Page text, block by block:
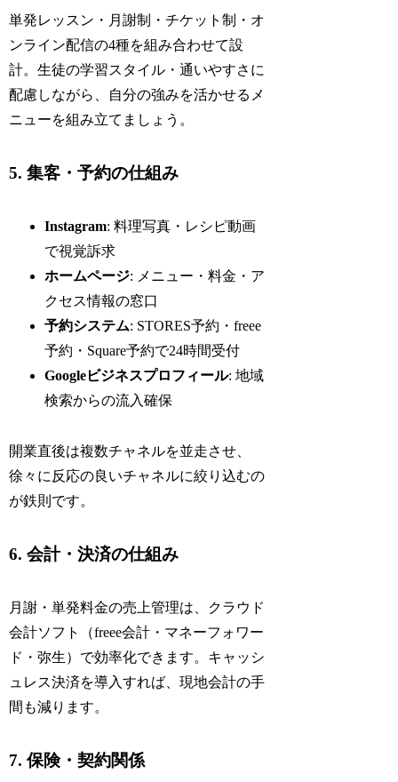
単発レッスン・月謝制・チケット制・オ
ンライン配信の4種を組み合わせて設
計。生徒の学習スタイル・通いやすさに
配慮しながら、自分の強みを活かせるメ
ニューを組み立てましょう。
5. 集客・予約の仕組み
Instagram: 料理写真・レシピ動画
で視覚訴求
ホームページ: メニュー・料金・ア
クセス情報の窓口
予約システム: STORES予約・freee
予約・Square予約で24時間受付
Googleビジネスプロフィール: 地域
検索からの流入確保
開業直後は複数チャネルを並走させ、
徐々に反応の良いチャネルに絞り込むの
が鉄則です。
6. 会計・決済の仕組み
月謝・単発料金の売上管理は、クラウド
会計ソフト（freee会計・マネーフォワー
ド・弥生）で効率化できます。キャッシ
ュレス決済を導入すれば、現地会計の手
間も減ります。
7. 保険・契約関係